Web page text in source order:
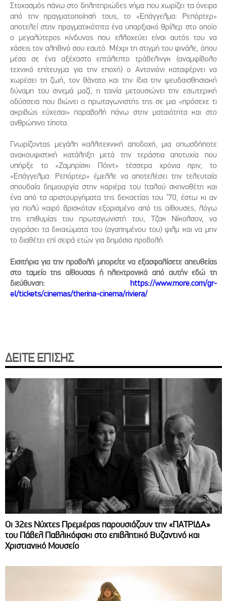
Στοχασμός πάνω στο δηλητηριώδες νήμα που χωρίζει τα όνειρα
από την πραγματοποίησή τους, το «Επάγγελμα: Ρεπόρτερ»
αποτελεί στην πραγματικότητα ένα υπαρξιακό θρίλερ στο οποίο
ο μεγαλύτερος κίνδυνος που ελλοχεύει είναι αυτός του να
χάσεις τον αληθινό σου εαυτό. Μέχρι τη στιγμή του φινάλε, όπου
μέσα σε ένα αξέχαστο επτάλεπτο τράβελινγκ (αναμφίβολο
τεχνικό επίτευγμα για την εποχή) ο Αντονιόνι καταφέρνει να
χωρέσει τη ζωή, τον θάνατο και την ίδια την ψευδαισθησιακή
δύναμη του σινεμά μαζί, η ταινία μετουσιώνει την εσωτερική
οδύσσεια που βιώνει ο πρωταγωνιστής της σε μια «πρόσεχε τι
ακριβώς εύχεσαι» παραβολή πάνω στην ματαιότητα και στο
ανθρώπινο τίποτα.
Γνωρίζοντας μεγάλη καλλιτεχνική αποδοχή, μια οπωσδήποτε
ανακουφιστική κατάληξη μετά την τεράστια αποτυχία που
υπήρξε το «Ζαμπρίσκι Πόιντ» τέσσερα χρόνια πριν, το
«Επάγγελμα: Ρεπόρτερ» έμελλε να αποτελέσει την τελευταία
σπουδαία δημιουργία στην καριέρα του Ιταλού σκηνοθέτη και
ένα από τα αριστουργήματα της δεκαετίας του ’70, έστω κι αν
για πολύ καιρό βρισκόταν εξορισμένο από τις αίθουσες, λόγω
της επιθυμίας του πρωταγωνιστή του, Τζακ Νίκολσον, να
αγοράσει τα δικαιώματα του (αγαπημένου του) φιλμ και να μην
το διαθέτει επί σειρά ετών για δημόσια προβολή.
Εισιτήρια για την προβολή μπορείτε να εξασφαλίσετε απευθείας
στο ταμείο της αίθουσας ή ηλεκτρονικά από αυτήν εδώ τη
διεύθυνση: https://www.more.com/gr-
el/tickets/cinemas/therina-cinema/riviera/
ΔΕΙΤΕ ΕΠΙΣΗΣ
Οι 32ες Νύχτες Πρεμιέρας παρουσιάζουν την «ΠΑΤΡΙΔΑ»
του Πάβελ Παβλικόφσκι στο επιβλητικό Βυζαντινό και
Χριστιανικό Μουσείο